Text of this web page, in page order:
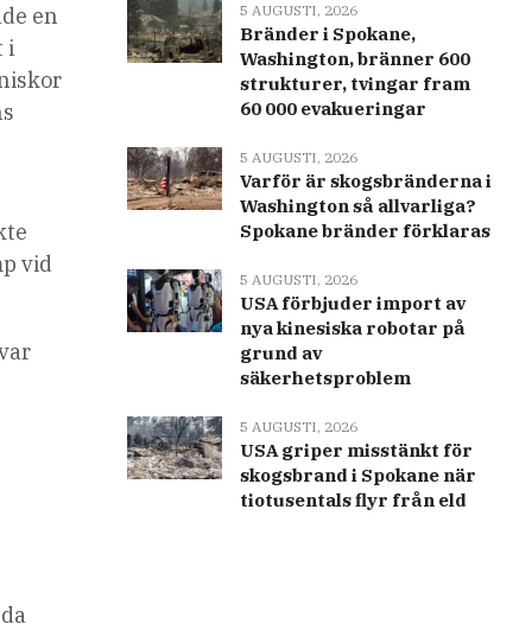
en
i
vid
5 AUGUSTI, 2026
Bränder i Spokane,
Washington, bränner 600
strukturer, tvingar fram
60 000 evakueringar
5 AUGUSTI, 2026
Varför är skogsbränderna i
Washington så allvarliga?
Spokane bränder förklaras
5 AUGUSTI, 2026
USA förbjuder import av
nya kinesiska robotar på
grund av
säkerhetsproblem
5 AUGUSTI, 2026
USA griper misstänkt för
skogsbrand i Spokane när
tiotusentals flyr från eld